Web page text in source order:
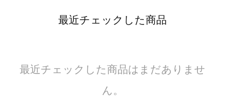
最近チェックした商品
最近チェックした商品はまだありませ
ん。